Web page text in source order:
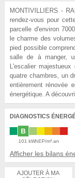
MONTIVILLIERS -
rendez-vous pour
parcelle d'environ
le charme des
pied possible
salle de à manger,
L'escalier
quatre chambres, un
entièrement rénovée
énergétique. A
DIAGNOSTICS
B
101 kWhEP/m².an
Afficher les bilans
AJOUTER À MA